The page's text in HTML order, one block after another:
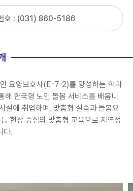
호 : (031) 860-5186
요양보호사(E-7-2)를 양성하는 학과
해 한국형 노인 돌봄 서비스를 배웁니
설에 취업하며, 맞춤형 실습과 돌봄요
현장 중심의 맞춤형 교육으로 지역정
다.